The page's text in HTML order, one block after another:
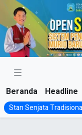
Skip
content
Beranda Headline
Stan Senjata